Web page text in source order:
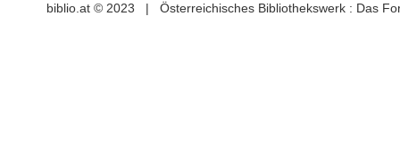
biblio.at © 2023 | Österreichisches Bibliothekswerk : Das